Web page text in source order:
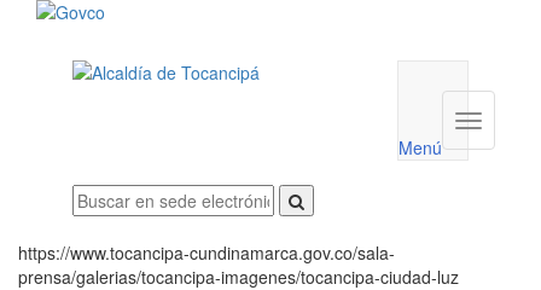
utilidades
Menú
Menú
https://www.tocancipa-cundinamarca.gov.co/sala-
prensa/galerias/tocancipa-imagenes/tocancipa-ciudad-luz